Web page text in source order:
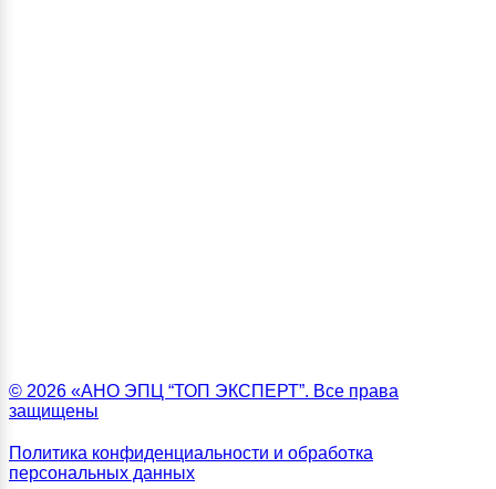
© 2026 «АНО ЭПЦ “ТОП ЭКСПЕРТ”. Все права
защищены
Политика конфиденциальности и обработка
персональных данных